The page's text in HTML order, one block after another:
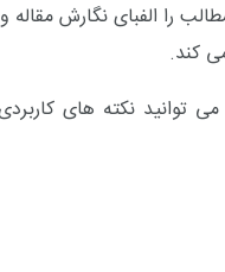
را الفبای نگارش مقاله
کند.
توانید نکته های